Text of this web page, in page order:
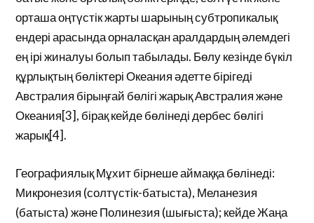
орташа оңтүстік жарты шарының субтропикалық
ендері арасында орналасқан аралдардың әлемдегі
ең ірі жиналуы болып табылады. Бөлу кезінде бүкіл
құрлықтың бөліктері Океания әдетте бірігеді
Австралия бірыңғай бөлігі жарық Австралия және
Океания[3], бірақ кейде бөлінеді дербес бөлігі
жарық[4].
Географиялық Мұхит бірнеше аймаққа бөлінеді:
Микронезия (солтүстік-батыста), Меланезия
(батыста) және Полинезия (шығыста); кейде Жаңа